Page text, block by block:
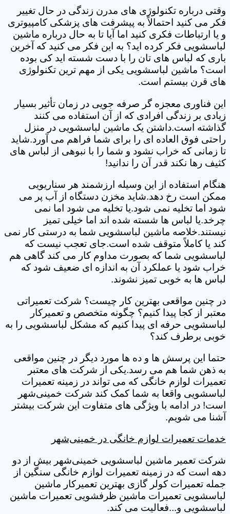
وقتی درباره تکنولوژی های مدرن زندگی در حال تغییر
فکر می کنید احتمالاً به پیشرفت های پزشکی کامپیوتری
و یا ارتباطات فکری کنید اما آیا تا به حال درباره ماشین
لباسشویی فکر کرده اید؟ به این فکر می کنید که آخرین
باری که لباس های تان را با دست شسته اید کی بوده
است؟ ماشین لباسشویی یکی از مهم ترین تکنولوژی
های قرن بیستم است.
این فناوری معجزه گر صرفه جویی در زمان تأثیر بسیار
زیادی بر زندگی افرادی که از آن استفاده می کنند
گذاشته است.داشتن یک ماشین لباسشویی در منزل
راحتی فوق العاده ای را برای شما فراهم می آورد.شاید
تا زمانی که خراب نشود و شما را با نبوهی از لباس های
کثیف رها نکند قدر آن را ندانید!
هنگام استفاده از این وسیله ارزشمند هر سناریویی
ممکن است رخ دهد.شاید مخزن دستگاه از آب پر می
شود اما تخلیه نمی شود.یا تخلیه می شود اما نمی
چرخد.یا لباس ها شسته شده اند اما خیلی تمیز
نیستند.خلاصه ماشین لباسشویی شما به درستی کار نمی
کند یا کاملاً متوقف شده است.جای تعجب نیست که
لباسشویی شما که بصورت مداوم کار می کند گاهی هم
خراب شود یا عملکرد آن به اندازه ای ضعیف شود که
لباس ها به خوبی تمیز نشوند.
در چنین مواقعی بهترین کار چیست؟ شرکت تعمیراتی
معتبر از کجا پیدا کنیم؟ چگونه متخصص و تعمیرکار
لباسشویی حرفه ای پیدا کنیم که مشکل لباسشویی را به
خوبی برطرف کند؟
حتما این پرسش ها و ده ها مورد دیگر در چنین مواقعی
به ذهن شما هم می رسد.یکی از شرکت های معتبر
تعمیرات لوازم خانگی که می تواند در زمینه تعمیرات
لباسشویی واقعا به شما کمک کند شرکت خمینی‌شهر
است! در ادامه با ویژگی های متفاوت این شرکت بیشتر
آشنا می شویم.
خدمات تعمیرات لوازم خانگی در خمینی‌شهر
شرکت تعمیر ماشین لباسشویی خمینی‌شهر بیش از دو
دهه است که در زمینه تعمیرات لوازم خانگی سنگین از
جمله تعمیرات کولر گازی بهترین تعمیرکار ماشین
لباسشویی تعمیرات ماشین ظرفشویی تعمیرات ماشین
لباسشویی و...فعالیت می کند.